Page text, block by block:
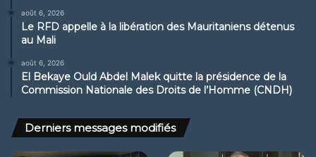
août 6, 2026
Le RFD appelle à la libération des Mauritaniens détenus
au Mali
août 6, 2026
El Bekaye Ould Abdel Malek quitte la présidence de la
Commission Nationale des Droits de l’Homme (CNDH)
Derniers messages modifiés